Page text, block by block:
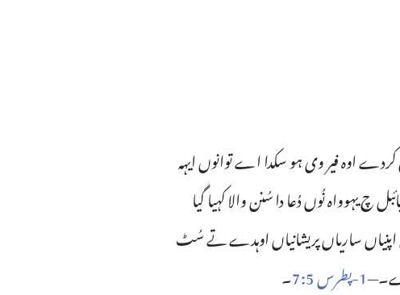
اوہ فیر وی ہو سکدا اے توانوں ایہہ
یہوواہ نُوں دُعا دا سُنن والا کہیا گیا
اپنیاں ساریاں پریشانیاں اوہدے تے سُٹ
1-‏پطرس 5:‏7
‏۔‏